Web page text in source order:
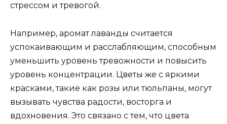
стрессом и тревогой.
Например, аромат лаванды считается
успокаивающим и расслабляющим, способным
уменьшить уровень тревожности и повысить
уровень концентрации. Цветы же с яркими
красками, такие как розы или тюльпаны, могут
вызывать чувства радости, восторга и
вдохновения. Это связано с тем, что цвета